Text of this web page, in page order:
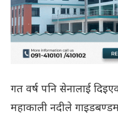
गत वर्ष पनि सेनालाई
महाकाली नदीले